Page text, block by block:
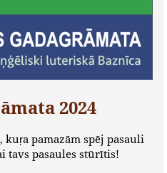
2024
pamazām spēj pasauli
tavs pasaules stūrītis!